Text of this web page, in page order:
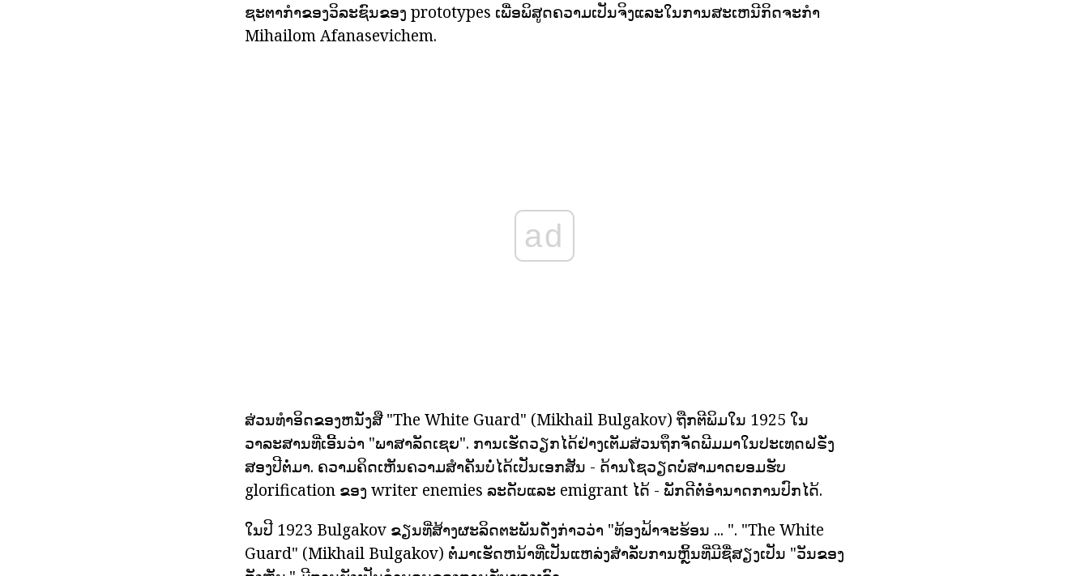
ຊະຕາກໍາຂອງວິລະຊົນຂອງ prototypes ເພື່ອພິສູດຄວາມເປັນຈິງແລະໃນການສະເຫນີກິດຈະກໍາ
Mihailom Afanasevichem.
ad
ສ່ວນທໍາອິດຂອງຫນັງສື "The White Guard" (Mikhail Bulgakov) ຖືກຕີພິມໃນ 1925 ໃນ
ວາລະສານທີ່ເອີ້ນວ່າ "ພາສາລັດເຊຍ". ການເຮັດວຽກໄດ້ຢ່າງເຕັມສ່ວນຖຶກຈັດພີມມາໃນປະເທດຝຣັ່ງ
ສອງປີຕໍ່ມາ. ຄວາມຄິດເຫັນຄວາມສໍາຄັນບໍ່ໄດ້ເປັນເອກສັນ - ດ້ານໂຊວຽດບໍ່ສາມາດຍອມຮັບ
glorification ຂອງ writer enemies ລະດັບແລະ emigrant ໄດ້ - ພັກດີຕໍ່ອໍານາດການປົກໄດ້.
ໃນປີ 1923 Bulgakov ຂຽນທີ່ສ້າງຜະລິດຕະພັນດັ່ງກ່າວວ່າ "ທ້ອງຟ້າຈະຮ້ອນ ... ". "The White
Guard" (Mikhail Bulgakov) ຕໍ່ມາເຮັດຫນ້າທີ່ເປັນແຫລ່ງສໍາລັບການຫຼິ້ນທີ່ມີຊື່ສຽງເປັນ "ວັນຂອງ